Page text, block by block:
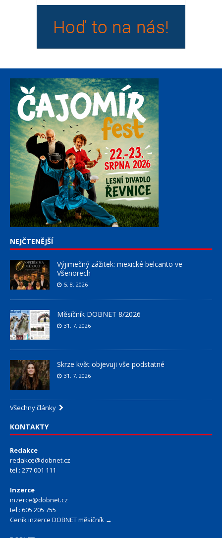
NEJČTENĚJŠÍ
Výjimečný zážitek: mexické belcanto ve
Všenorech
5. 8. 2026
Měsíčník DOBNET 8/2026
31. 7. 2026
Skrze květ objevuji vše podstatné
31. 7. 2026
Všechny články
KONTAKTY
Redakce
redakce@dobnet.cz
tel.: 277 001 111
Inzerce
inzerce@dobnet.cz
tel.: 605 205 755
Ceník inzerce DOBNET měsíčník →